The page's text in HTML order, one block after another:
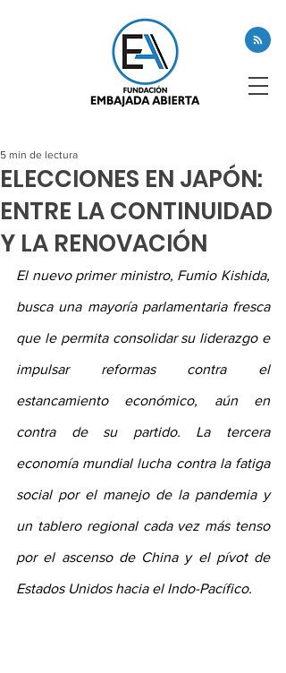
ELECCIONES EN JAPÓN:
ENTRE LA CONTINUIDAD
Y LA RENOVACIÓN
5 min de lectura
El nuevo primer ministro, Fumio Kishida,
busca una mayoría parlamentaria fresca
que le permita consolidar su liderazgo e
impulsar reformas contra el
estancamiento económico, aún en
contra de su partido. La tercera
economía mundial lucha contra la fatiga
social por el manejo de la pandemia y
un tablero regional cada vez más tenso
por el ascenso de China y el pívot de
Estados Unidos hacia el Indo-Pacífico.